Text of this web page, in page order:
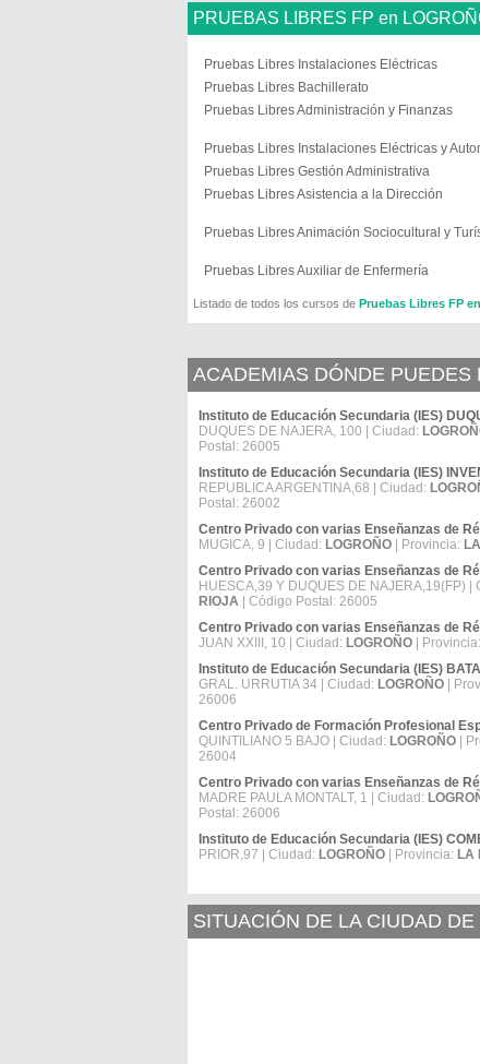
PRUEBAS LIBRES FP en
Pruebas Libres Instalaciones Eléctricas
Pruebas Libres Bachillerato
Pruebas Libres Administración y Finanzas
Pruebas Libres Instalaciones Eléctricas y
Pruebas Libres Gestión Administrativa
Pruebas Libres Asistencia a la Dirección
Pruebas Libres Animación Sociocultural y
Pruebas Libres Auxiliar de Enfermería
Listado de todos los cursos de Pruebas Libres FP
ACADEMIAS DÓNDE PUEDES
Instituto de Educación Secundaria (IES)
DUQUES DE NAJERA, 100 | Ciudad:
Postal: 26005
Instituto de Educación Secundaria (IES)
REPUBLICA ARGENTINA,68 | Ciudad:
Postal: 26002
Centro Privado con varias Enseñanzas de
MUGICA, 9 | Ciudad: LOGROÑO | Provincia:
Centro Privado con varias Enseñanzas de
HUESCA,39 Y DUQUES DE NAJERA,19(FP) |
RIOJA | Código Postal: 26005
Centro Privado con varias Enseñanzas de
JUAN XXIII, 10 | Ciudad: LOGROÑO | Provincia:
Instituto de Educación Secundaria (IES)
GRAL. URRUTIA 34 | Ciudad: LOGROÑO |
26006
Centro Privado de Formación Profesional
QUINTILIANO 5 BAJO | Ciudad: LOGROÑO |
26004
Centro Privado con varias Enseñanzas de
MADRE PAULA MONTALT, 1 | Ciudad:
Postal: 26006
Instituto de Educación Secundaria (IES)
PRIOR,97 | Ciudad: LOGROÑO | Provincia: LA
SITUACIÓN DE LA CIUDAD